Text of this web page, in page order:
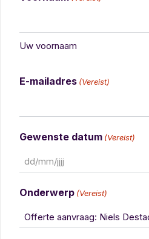
Uw voornaam
E-mailadres (Vereist)
Gewenste datum (Vereist)
Onderwerp (Vereist)